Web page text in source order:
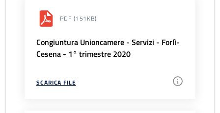
PDF (151KB)
Congiuntura Unioncamere - Servizi - Forlì-
Cesena - 1° trimestre 2020
SCARICA FILE